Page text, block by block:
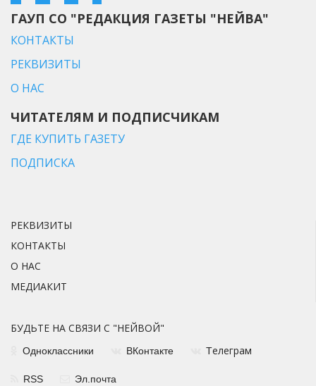
ГАУП СО "РЕДАКЦИЯ ГАЗЕТЫ "НЕЙВА"
КОНТАКТЫ
РЕКВИЗИТЫ
О НАС
ЧИТАТЕЛЯМ И ПОДПИСЧИКАМ
ГДЕ КУПИТЬ ГАЗЕТУ
ПОДПИСКА
РЕКВИЗИТЫ
КОНТАКТЫ
О НАС
МЕДИАКИТ
БУДЬТЕ НА СВЯЗИ С "НЕЙВОЙ"
Одноклассники ВКонтакте Телеграм
RSS Эл.почта